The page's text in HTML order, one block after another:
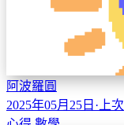
阿波羅圓
2025年05月25日 · 上